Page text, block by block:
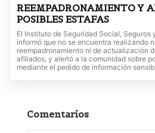
REEMPADRONAMIENTO Y
POSIBLES ESTAFAS
El Instituto de Seguridad Social, Seguros
informó que no se encuentra realizando
reempadronamiento ni de actualización
afiliados, y alertó a la comunidad sobre
mediante el pedido de información
Comentarios